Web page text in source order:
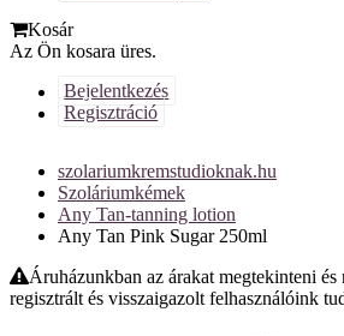
Kosár
Az Ön kosara üres.
Bejelentkezés
Regisztráció
szolariumkremstudioknak.hu
Szoláriumkémek
Any Tan-tanning lotion
Any Tan Pink Sugar 250ml
Áruházunkban az árakat megtekinteni és
regisztrált és visszaigazolt felhasználóink